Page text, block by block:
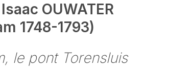
OUWATER
1748-1793)
le pont Torensluis